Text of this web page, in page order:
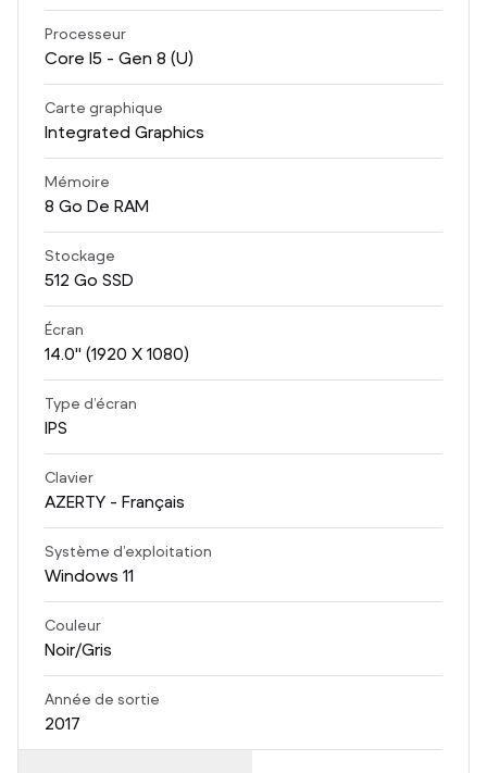
Processeur
Core I5 - Gen 8 (U)
Carte graphique
Integrated Graphics
Mémoire
8 Go De RAM
Stockage
512 Go SSD
Écran
14.0" (1920 X 1080)
Type d’écran
IPS
Clavier
AZERTY - Français
Système d’exploitation
Windows 11
Couleur
Noir/Gris
Année de sortie
2017